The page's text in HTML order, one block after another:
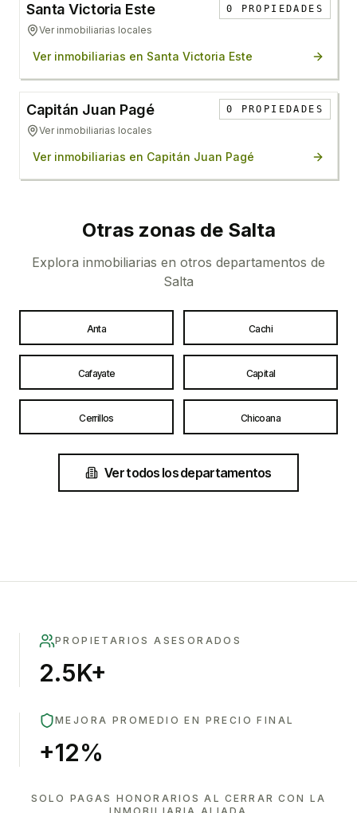
Santa Victoria Este
Ver inmobiliarias locales
0 PROPIEDADES
Ver inmobiliarias en Santa Victoria Este
Capitán Juan Pagé
Ver inmobiliarias locales
0 PROPIEDADES
Ver inmobiliarias en Capitán Juan Pagé
Otras zonas de Salta
Explora inmobiliarias en otros departamentos de
Salta
Anta Cachi
Cafayate Capital
Cerrillos Chicoana
Ver todos los departamentos
PROPIETARIOS ASESORADOS
2.5K+
MEJORA PROMEDIO EN PRECIO FINAL
+12%
SOLO PAGAS HONORARIOS AL CERRAR CON LA